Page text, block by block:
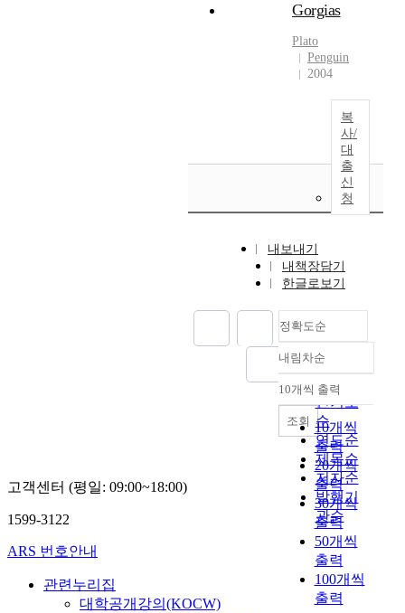
Gorgias
Plato
Penguin
2004
복
사/
대
출
신
청
내보내기
내책장담기
한글로보기
정확도순
정확도
순
인기도
순
연도순
제목순
저자순
발행기
관순
내림차순
내림차순
10개씩 출력
10개씩
출력
20개씩
출력
30개씩
출력
50개씩
출력
100개씩
출력
조회
고객센터 (평일: 09:00~18:00)
1599-3122
ARS 번호안내
관련누리집
대학공개강의(KOCW)